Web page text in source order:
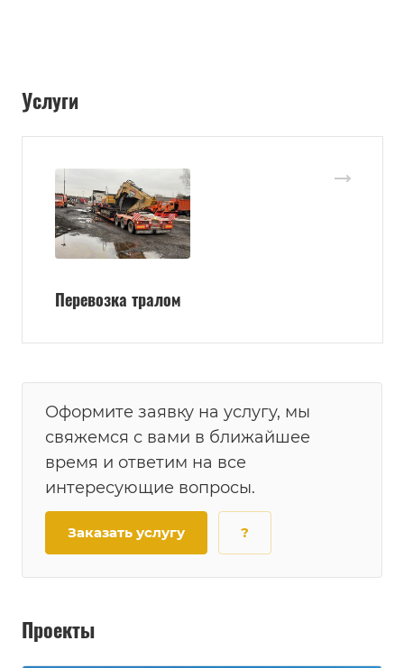
Услуги
Перевозка тралом
Оформите заявку на услугу, мы
свяжемся с вами в ближайшее
время и ответим на все
интересующие вопросы.
Заказать услугу ?
Проекты